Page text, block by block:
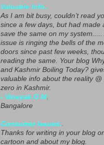
Valuable Info..
As I am bit busy, couldn’t read
since a few days, but had made
save the same on my system.....
issue is ringing the bells of the
doors since past few weeks,
reading the same. Your blog
and Kashmir Boiling Today?
valuable info about the reality @
zero in Kashmir.
- Vinayak G M,
Bangalore
Consumer Issues..
Thanks for writing in your blog
cartoon and about my blog.